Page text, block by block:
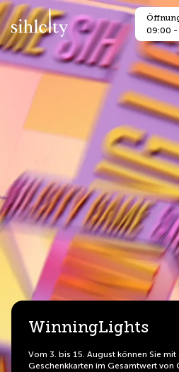
09:00 -
Sihlcity
WinningLights
Vom 3. bis 15. August können Sie
Geschenkkarten im Gesamtwert von